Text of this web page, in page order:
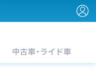
中古車・ライド車